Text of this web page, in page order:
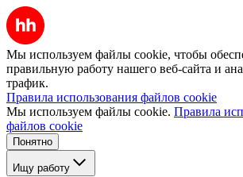
Мы используем файлы cookie, чтобы
правильную работу нашего веб-сайта и
трафик.
Правила использования файлов cookie
Мы используем файлы cookie. Правила
файлов cookie
Понятно
Ищу работу